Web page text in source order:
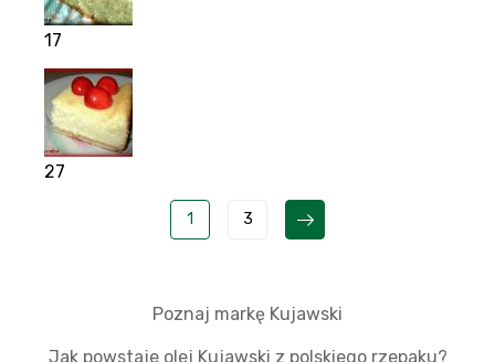
17
27
1 3
Poznaj markę Kujawski
Jak powstaje olej Kujawski z polskiego rzepaku?